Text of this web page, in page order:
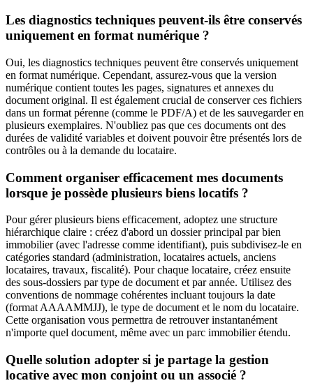
Les diagnostics techniques peuvent-ils être conservés
uniquement en format numérique ?
Oui, les diagnostics techniques peuvent être conservés uniquement
en format numérique. Cependant, assurez-vous que la version
numérique contient toutes les pages, signatures et annexes du
document original. Il est également crucial de conserver ces fichiers
dans un format pérenne (comme le PDF/A) et de les sauvegarder en
plusieurs exemplaires. N'oubliez pas que ces documents ont des
durées de validité variables et doivent pouvoir être présentés lors de
contrôles ou à la demande du locataire.
Comment organiser efficacement mes documents
lorsque je possède plusieurs biens locatifs ?
Pour gérer plusieurs biens efficacement, adoptez une structure
hiérarchique claire : créez d'abord un dossier principal par bien
immobilier (avec l'adresse comme identifiant), puis subdivisez-le en
catégories standard (administration, locataires actuels, anciens
locataires, travaux, fiscalité). Pour chaque locataire, créez ensuite
des sous-dossiers par type de document et par année. Utilisez des
conventions de nommage cohérentes incluant toujours la date
(format AAAAMMJJ), le type de document et le nom du locataire.
Cette organisation vous permettra de retrouver instantanément
n'importe quel document, même avec un parc immobilier étendu.
Quelle solution adopter si je partage la gestion
locative avec mon conjoint ou un associé ?